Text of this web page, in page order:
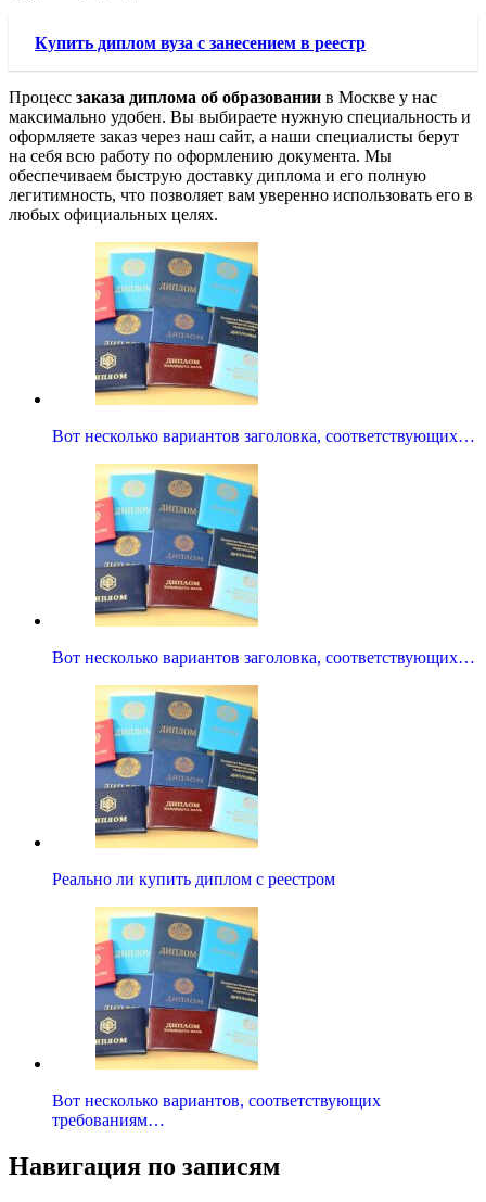
Купить диплом вуза с занесением в реестр
Процесс заказа диплома об образовании в Москве у нас
максимально удобен. Вы выбираете нужную специальность и
оформляете заказ через наш сайт, а наши специалисты берут
на себя всю работу по оформлению документа. Мы
обеспечиваем быструю доставку диплома и его полную
легитимность, что позволяет вам уверенно использовать его в
любых официальных целях.
Вот несколько вариантов заголовка, соответствующих…
Вот несколько вариантов заголовка, соответствующих…
Реально ли купить диплом с реестром
Вот несколько вариантов, соответствующих
требованиям…
Навигация по записям